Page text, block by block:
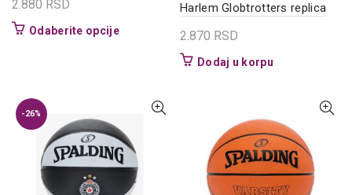
2.880 RSD
Odaberite opcijeOvaj
varijanti.
mogu
biti
izabrane
na
Harlem Globtrotters replica
2.870 RSD
Dodaj u korpu
-26%